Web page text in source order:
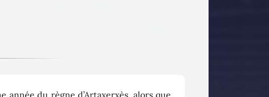
année du règne d’Artaxerxès, alors que